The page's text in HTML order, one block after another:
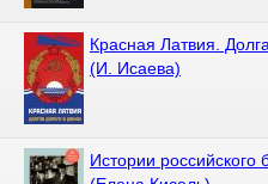
Красная Латвия.
(И. Исаева)
Истории российского